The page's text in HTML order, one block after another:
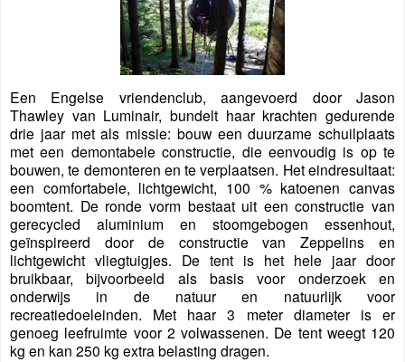
Een Engelse vriendenclub, aangevoerd door Jason
Thawley van Luminair, bundelt haar krachten gedurende
drie jaar met als missie: bouw een duurzame schuilplaats
met een demontabele constructie, die eenvoudig is op te
bouwen, te demonteren en te verplaatsen. Het eindresultaat:
een comfortabele, lichtgewicht, 100 % katoenen canvas
boomtent. De ronde vorm bestaat uit een constructie van
gerecycled aluminium en stoomgebogen essenhout,
geïnspireerd door de constructie van Zeppelins en
lichtgewicht vliegtuigjes. De tent is het hele jaar door
bruikbaar, bijvoorbeeld als basis voor onderzoek en
onderwijs in de natuur en natuurlijk voor
recreatiedoeleinden. Met haar 3 meter diameter is er
genoeg leefruimte voor 2 volwassenen. De tent weegt 120
kg en kan 250 kg extra belasting dragen.